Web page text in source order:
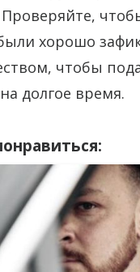
хорошо
чтобы
долгое время.